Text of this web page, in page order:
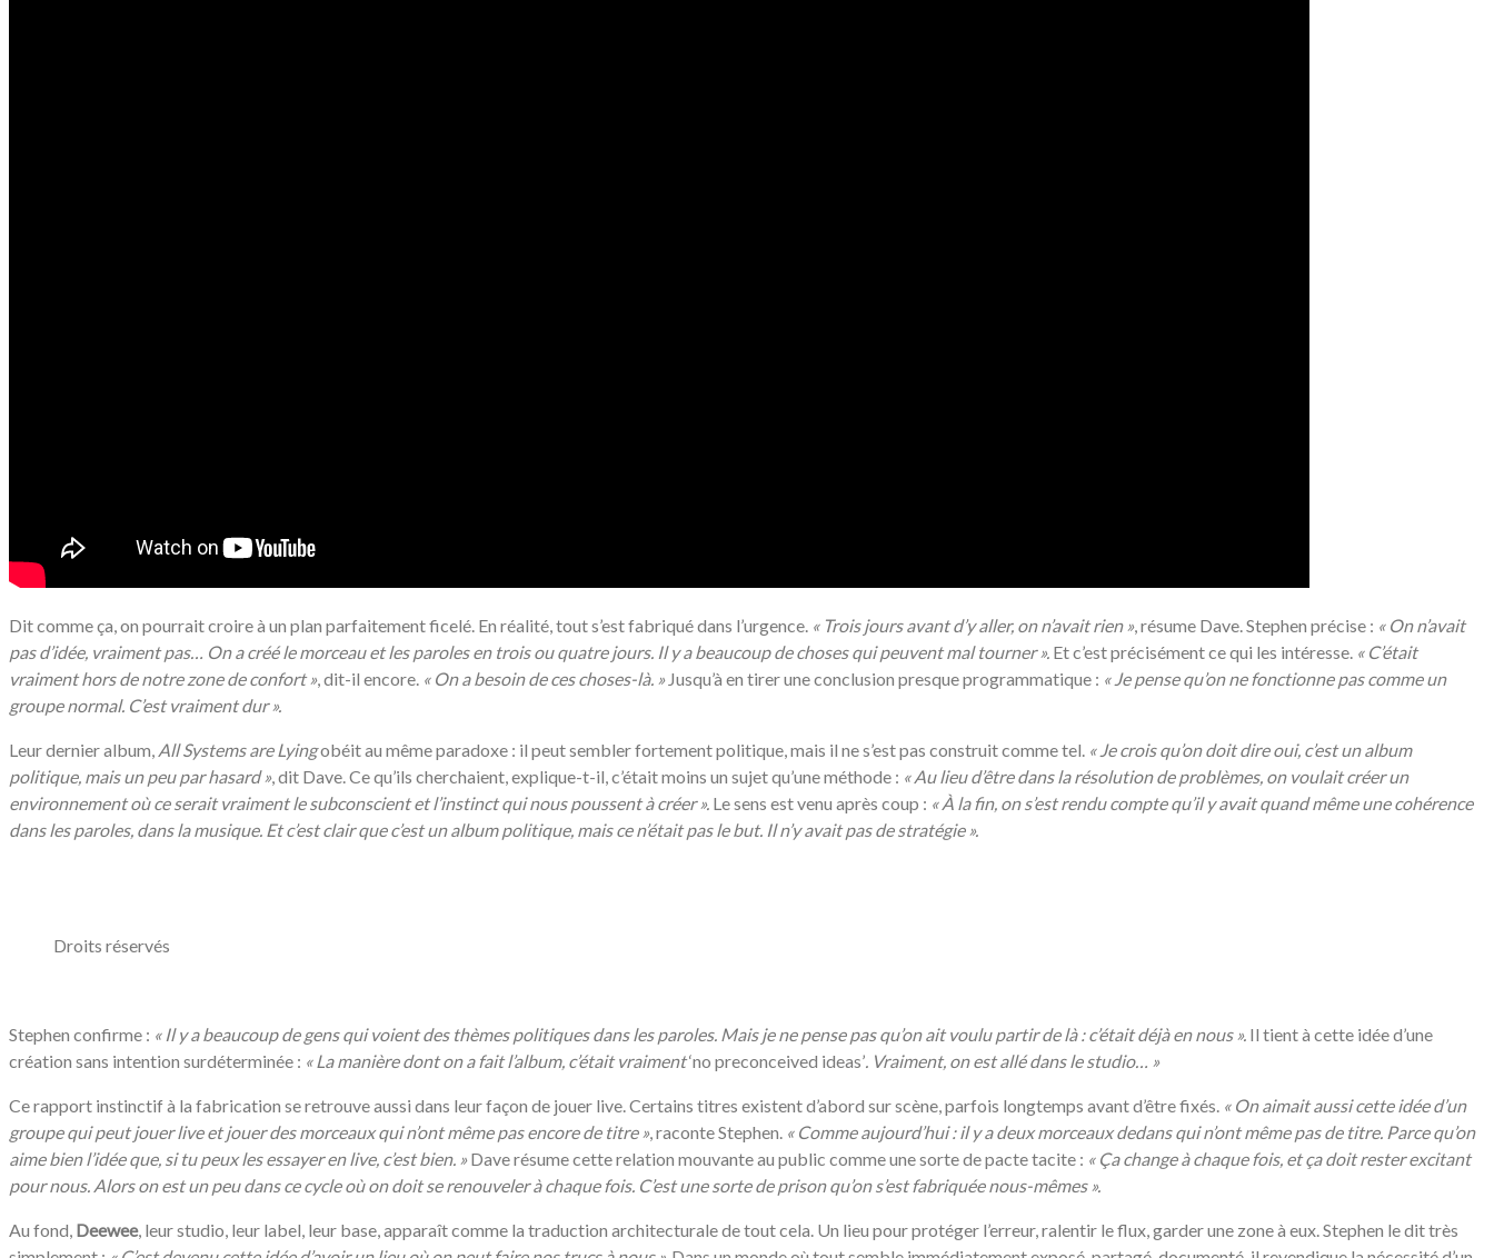
Dit comme ça, on pourrait croire à un plan parfaitement ficelé. En réalité, tout s’est fabriqué dans l’urgence. « Trois jours avant d’y aller, on n’avait rien », résume Dave. Stephen précise : « On n’avait
pas d’idée, vraiment pas… On a créé le morceau et les paroles en trois ou quatre jours. Il y a beaucoup de choses qui peuvent mal tourner ». Et c’est précisément ce qui les intéresse. « C’était
vraiment hors de notre zone de confort », dit-il encore. « On a besoin de ces choses-là. »Jusqu’à en tirer une conclusion presque programmatique : «Je pense qu’on ne fonctionne pas comme un
groupe normal. C’est vraiment dur ».
Leur dernier album, All Systems are Lyingobéit au même paradoxe : il peut sembler fortement politique, mais il ne s’est pas construit comme tel. «Je crois qu’on doit dire oui, c’est un album
politique, mais un peu par hasard », dit Dave. Ce qu’ils cherchaient, explique-t-il, c’était moins un sujet qu’une méthode : «Au lieu d’être dans la résolution de problèmes, on voulait créer un
environnement où ce serait vraiment le subconscient et l’instinct qui nous poussent à créer ». Le sens est venu après coup : «À la fin, on s’est rendu compte qu’il y avait quand même une cohérence
dans les paroles, dans la musique. Et c’est clair que c’est un album politique, mais ce n’était pas le but. Il n’y avait pas de stratégie ».
Droits réservés
Stephen confirme : « Il y a beaucoup de gens qui voient des thèmes politiques dans les paroles. Mais je ne pense pas qu’on ait voulu partir de là : c’était déjà en nous ». Il tient à cette idée d’une
création sans intention surdéterminée : «La manière dont on a fait l’album, c’était vraiment‘no preconceived ideas’. Vraiment, on est allé dans le studio… »
Ce rapport instinctif à la fabrication se retrouve aussi dans leur façon de jouer live. Certains titres existent d’abord sur scène, parfois longtemps avant d’être fixés. « On aimait aussi cette idée d’un
groupe qui peut jouer live et jouer des morceaux qui n’ont même pas encore de titre », raconte Stephen. « Comme aujourd’hui : il y a deux morceaux dedans qui n’ont même pas de titre. Parce qu’on
aime bien l’idée que, si tu peux les essayer en live, c’est bien. »Dave résume cette relation mouvante au public comme une sorte de pacte tacite : « Ça change à chaque fois, et ça doit rester excitant
pour nous. Alors on est un peu dans ce cycle où on doit se renouveler à chaque fois. C’est une sorte de prison qu’on s’est fabriquée nous-mêmes ».
Au fond, Deewee, leur studio, leur label, leur base, apparaît comme la traduction architecturale de tout cela. Un lieu pour protéger l’erreur, ralentir le flux, garder une zone à eux. Stephen le dit très